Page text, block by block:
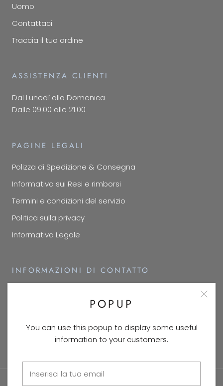
POPUP
You can use this popup to display some useful
information to your customers.
Uomo
Contattaci
Traccia il tuo ordine
ASSISTENZA CLIENTI
Dal Lunedì alla Domenica
Dalle 09.00 alle 21.00
PAGINE LEGALI
Polizza di Spedizione & Consegna
Informativa sui Resi e rimborsi
Termini e condizioni del servizio
Politica sulla privacy
Informativa Legale
INFORMAZIONI DI CONTATTO
© COZYWARDROBE™